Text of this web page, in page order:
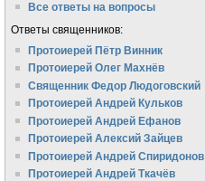
Все ответы на вопросы
Ответы священников:
Протоиерей Пётр Винник
Протоиерей Олег Махнёв
Священник Федор Людоговский
Протоиерей Андрей Кульков
Протоиерей Андрей Ефанов
Протоиерей Алексий Зайцев
Протоиерей Андрей Спиридонов
Протоиерей Андрей Ткачёв